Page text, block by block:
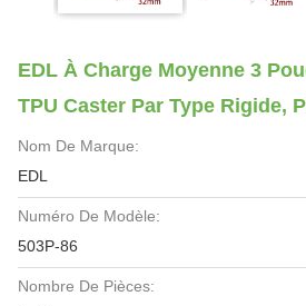
EDL À Charge Moyenne 3
TPU Caster Par Type Rigide,
Nom De Marque:
EDL
Numéro De Modèle:
503P-86
Nombre De Pièces: